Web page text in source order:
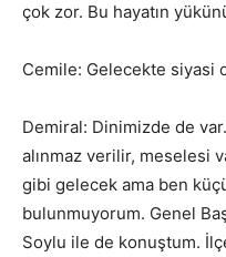
çok zor. Bu hayatın
Cemile: Gelecekte siyasi
Demiral: Dinimizde de
alınmaz verilir, meselesi
gibi gelecek ama ben
bulunmuyorum. Genel
Soylu ile de konuştum.